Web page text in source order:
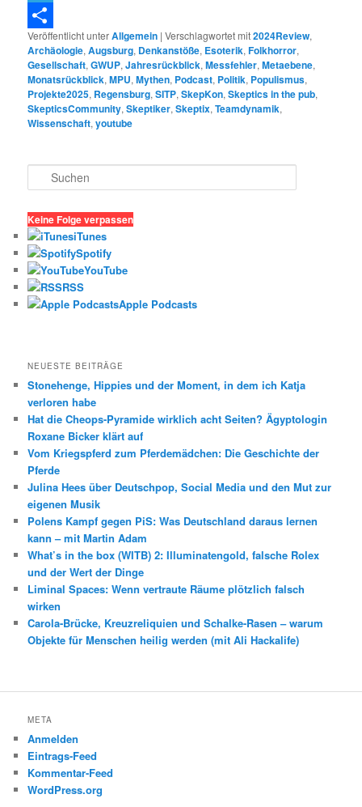
Telegram
Teilen
Veröffentlicht unterAllgemein |Verschlagwortet mit2024Review,
Archäologie,Augsburg, Denkanstöße, Esoterik,Folkhorror,
Gesellschaft,GWUP,Jahresrückblick,Messfehler,Metaebene,
Monatsrückblick,MPU,Mythen, Podcast, Politik, Populismus,
Projekte2025, Regensburg,SITP,SkepKon,Skeptics in the pub,
SkepticsCommunity,Skeptiker,Skeptix,Teamdynamik,
Wissenschaft,youtube
u
h
e
n
Keine Folge verpassen
iTunes
Spotify
YouTube
RSS
Apple Podcasts
NEUESTE BEITRÄGE
Stonehenge, Hippies und der Moment, in dem ich Katja
verloren habe
Hat die Cheops-Pyramide wirklich acht Seiten? Ägyptologin
Roxane Bicker klärt auf
Vom Kriegspferd zum Pferdemädchen: Die Geschichte der
Pferde
Julina Hees über Deutschpop, Social Media und den Mut zur
eigenen Musik
Polens Kampf gegen PiS: Was Deutschland daraus lernen
kann – mit Martin Adam
What’s in the box (WITB) 2: Illuminatengold, falsche Rolex
und der Wert der Dinge
Liminal Spaces: Wenn vertraute Räume plötzlich falsch
wirken
Carola-Brücke, Kreuzreliquien und Schalke-Rasen – warum
Objekte für Menschen heilig werden (mit Ali Hackalife)
META
Anmelden
Eintrags-Feed
Kommentar-Feed
WordPress.org